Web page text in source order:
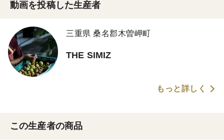
動画を投稿した生産者
三重県 桑名郡木曽岬町
THE SIMIZ
もっと詳しく
この生産者の商品